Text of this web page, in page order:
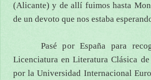
(Alicante) y de allí fuimos hasta
de un devoto que nos estaba
Pasé por España para
Licenciatura en Literatura Clásica
por la Universidad Internacional